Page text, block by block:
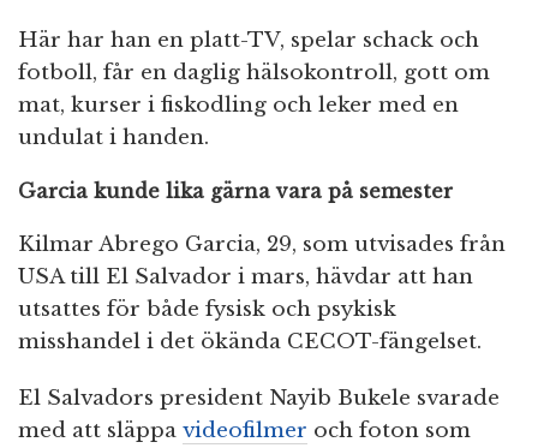
Här har han en platt-TV, spelar schack och
fotboll, får en daglig hälsokontroll, gott om
mat, kurser i fiskodling och leker med en
undulat i handen.
Garcia kunde lika gärna vara på semester
Kilmar Abrego Garcia, 29, som utvisades från
USA till El Salvador i mars, hävdar att han
utsattes för både fysisk och psykisk
misshandel i det ökända CECOT-fängelset.
El Salvadors president Nayib Bukele svarade
med att släppa videofilmer och foton som